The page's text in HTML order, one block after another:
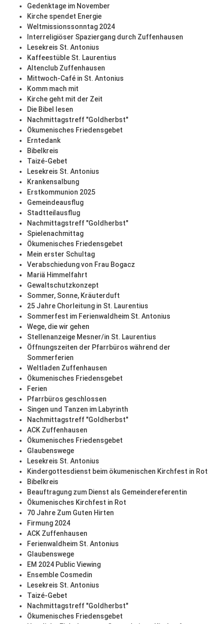
Gedenktage im November
Kirche spendet Energie
Weltmissionssonntag 2024
Interreligiöser Spaziergang durch Zuffenhausen
Lesekreis St. Antonius
Kaffeestüble St. Laurentius
Altenclub Zuffenhausen
Mittwoch-Café in St. Antonius
Komm mach mit
Kirche geht mit der Zeit
Die Bibel lesen
Nachmittagstreff "Goldherbst"
Ökumenisches Friedensgebet
Erntedank
Bibelkreis
Taizé-Gebet
Lesekreis St. Antonius
Krankensalbung
Erstkommunion 2025
Gemeindeausflug
Stadtteilausflug
Nachmittagstreff "Goldherbst"
Spielenachmittag
Ökumenisches Friedensgebet
Mein erster Schultag
Verabschiedung von Frau Bogacz
Mariä Himmelfahrt
Gewaltschutzkonzept
Sommer, Sonne, Kräuterduft
25 Jahre Chorleitung in St. Laurentius
Sommerfest im Ferienwaldheim St. Antonius
Wege, die wir gehen
Stellenanzeige Mesner/in St. Laurentius
Öffnungszeiten der Pfarrbüros während der
Sommerferien
Weltladen Zuffenhausen
Ökumenisches Friedensgebet
Ferien
Pfarrbüros geschlossen
Singen und Tanzen im Labyrinth
Nachmittagstreff "Goldherbst"
ACK Zuffenhausen
Ökumenisches Friedensgebet
Glaubenswege
Lesekreis St. Antonius
Kindergottesdienst beim ökumenischen Kirchfest in Rot
Bibelkreis
Beauftragung zum Dienst als Gemeindereferentin
Ökumenisches Kirchfest in Rot
70 Jahre Zum Guten Hirten
Firmung 2024
ACK Zuffenhausen
Ferienwaldheim St. Antonius
Glaubenswege
EM 2024 Public Viewing
Ensemble Cosmedin
Lesekreis St. Antonius
Taizé-Gebet
Nachmittagstreff "Goldherbst"
Ökumenisches Friedensgebet